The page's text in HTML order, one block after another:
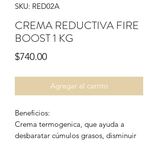
SKU: RED02A
CREMA REDUCTIVA FIRE
BOOST 1 KG
$740.00Precio
Agregar al carrito
Beneficios:
Crema termogenica, que ayuda a
desbaratar cúmulos grasos, disminuir